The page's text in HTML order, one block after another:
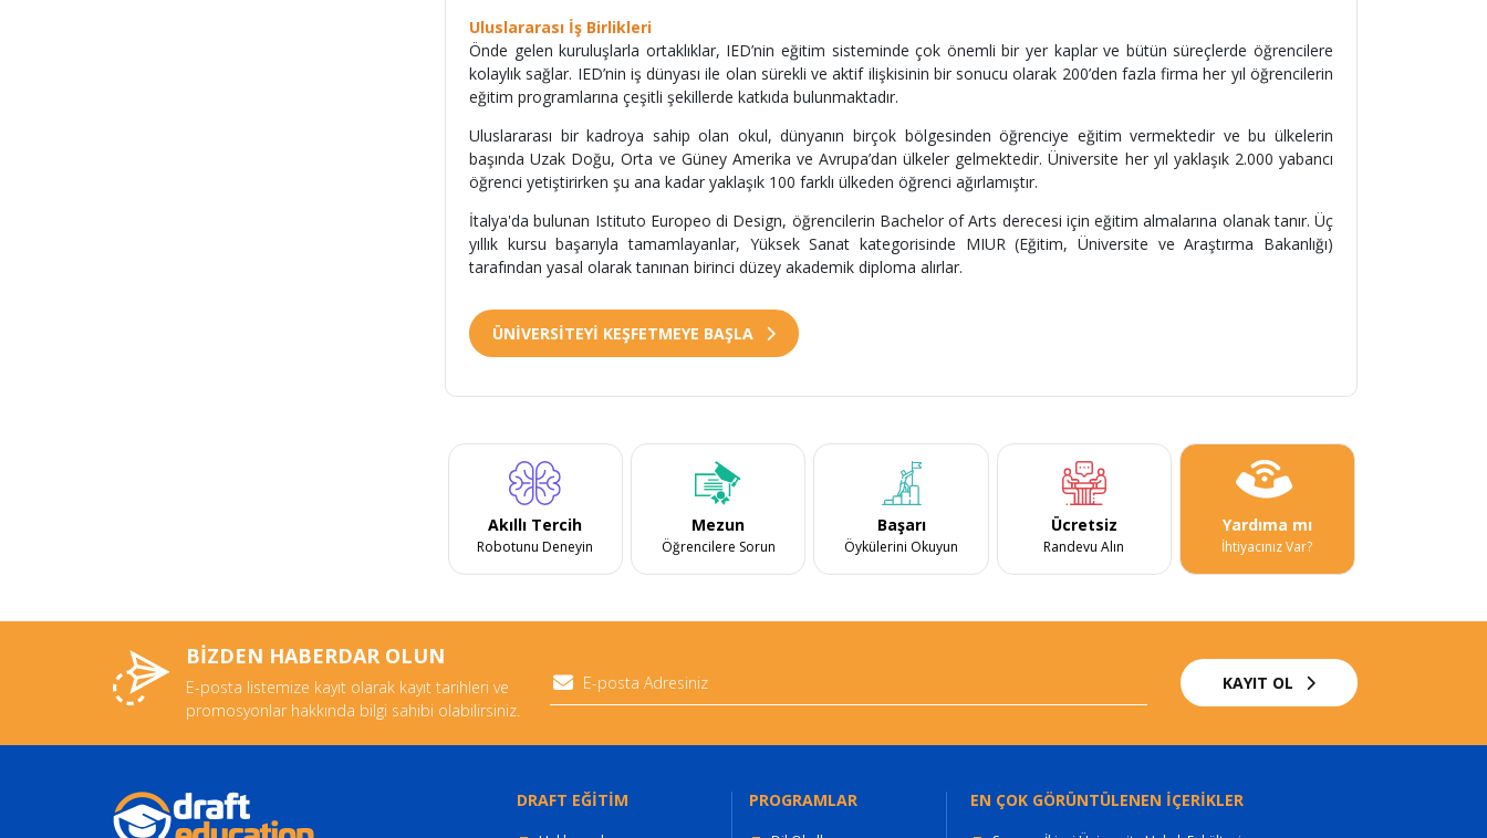
Uluslararası İş Birlikleri
Önde gelen kuruluşlarla ortaklıklar, IED’nin eğitim sisteminde çok önemli bir yer kaplar ve bütün süreçlerde öğrencilere
kolaylık sağlar. IED’nin iş dünyası ile olan sürekli ve aktif ilişkisinin bir sonucu olarak 200’den fazla firma her yıl öğrencilerin
eğitim programlarına çeşitli şekillerde katkıda bulunmaktadır.
Uluslararası bir kadroya sahip olan okul, dünyanın birçok bölgesinden öğrenciye eğitim vermektedir ve bu ülkelerin
başında Uzak Doğu, Orta ve Güney Amerika ve Avrupa’dan ülkeler gelmektedir. Üniversite her yıl yaklaşık 2.000 yabancı
öğrenci yetiştirirken şu ana kadar yaklaşık 100 farklı ülkeden öğrenci ağırlamıştır.
İtalya'da bulunan Istituto Europeo di Design, öğrencilerin Bachelor of Arts derecesi için eğitim almalarına olanak tanır. Üç
yıllık kursu başarıyla tamamlayanlar, Yüksek Sanat kategorisinde MIUR (Eğitim, Üniversite ve Araştırma Bakanlığı)
tarafından yasal olarak tanınan birinci düzey akademik diploma alırlar.
ÜNİVERSİTEYİ KEŞFETMEYE BAŞLA
Akıllı Tercih
Robotunu Deneyin
Mezun
Öğrencilere Sorun
Başarı
Öykülerini Okuyun
Ücretsiz
Randevu Alın
Yardıma mı
İhtiyacınız Var?
BİZDEN HABERDAR OLUN
E-posta listemize kayıt olarak kayıt tarihleri ve
promosyonlar hakkında bilgi sahibi olabilirsiniz.
KAYIT OL
DRAFT EĞİTİM PROGRAMLAR EN ÇOK GÖRÜNTÜLENEN İÇERİKLER